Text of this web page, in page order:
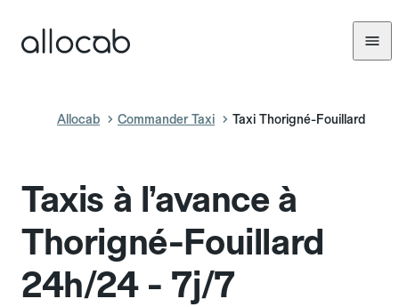
Allocab Commander Taxi Taxi Thorigné-Fouillard
Taxis à l’avance à
Thorigné-Fouillard
24h/24 - 7j/7